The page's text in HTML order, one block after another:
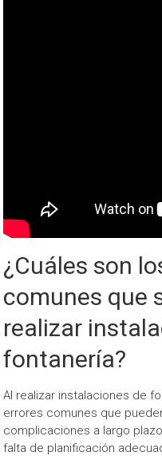
¿Cuáles son
comunes que
realizar
fontanería?
Al realizar instalaciones de
errores comunes que
complicaciones a largo
falta de planificación